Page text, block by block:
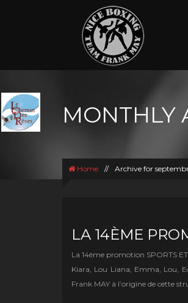
MONTHLY
Home // Archive for
LA 14ÈME
La 14ème promotion SPORTS
Kiara, Lou Liana, Emma, Lou,
Frank MAY à l’origine de cette